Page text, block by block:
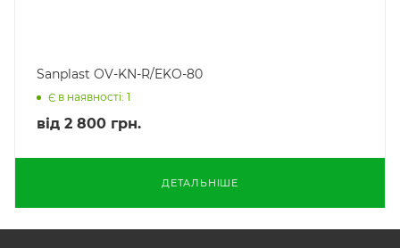
Sanplast OV-KN-R/EKO-80
Є в наявності: 1
від 2 800 грн.
ДЕТАЛЬНІШЕ